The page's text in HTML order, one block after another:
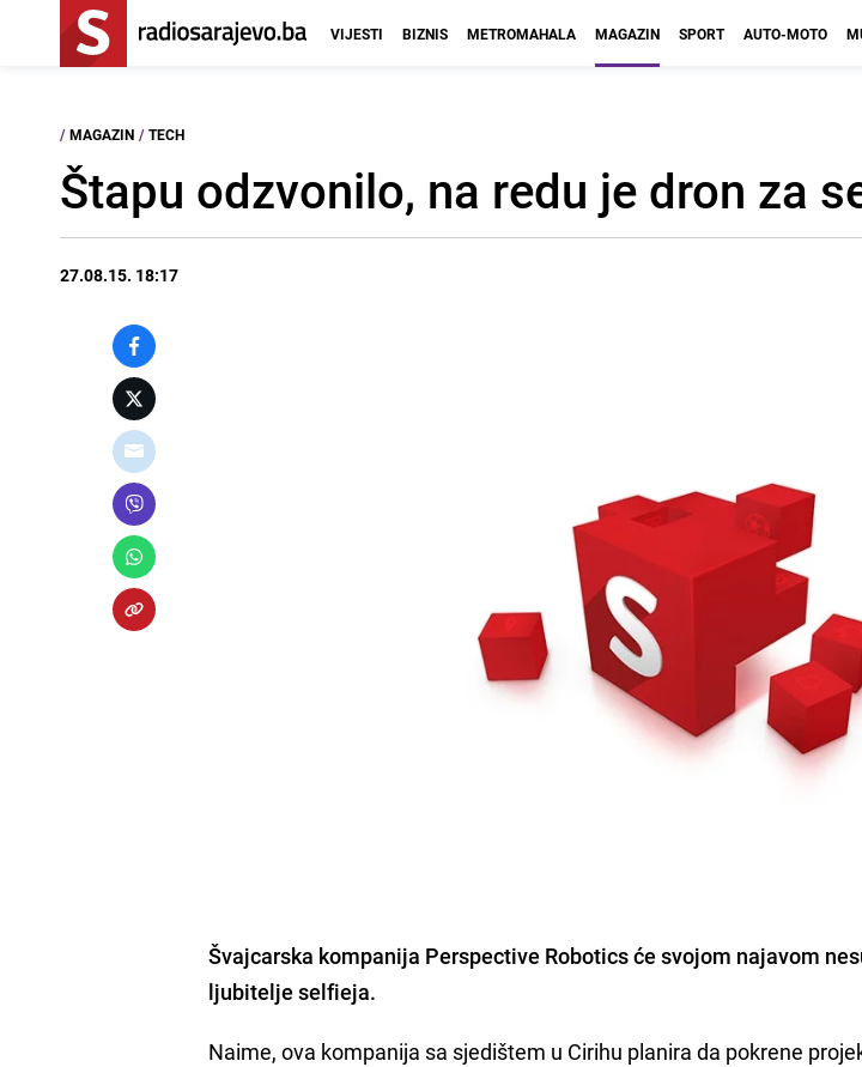
VIJESTI BIZNIS METROMAHALA MAGAZIN SPORT AUTO-MOTO
/ MAGAZIN / TECH
Štapu odzvonilo, na redu je dron za
27.08.15. 18:17
Švajcarska kompanija Perspective Robotics će svojom najavom
ljubitelje selfieja.
Naime, ova kompanija sa sjedištem u Cirihu planira da pokrene